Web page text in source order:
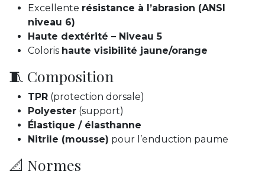
Excellente résistance à l’abrasion (ANSI
niveau 6)
Haute dextérité – Niveau 5
Coloris haute visibilité jaune/orange
🧵 Composition
TPR (protection dorsale)
Polyester (support)
Élastique / élasthanne
Nitrile (mousse) pour l’enduction paume
📐 Normes